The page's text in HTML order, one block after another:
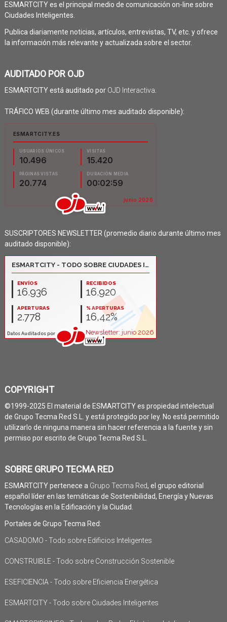
ESMARTCITY es el principal medio de comunicación on-line sobre
Ciudades Inteligentes.
Publica diariamente noticias, artículos, entrevistas, TV, etc. y ofrece
la información más relevante y actualizada sobre el sector.
AUDITADO POR OJD
ESMARTCITY está auditado por OJD Interactiva.
TRÁFICO WEB (durante último mes auditado disponible):
SUSCRIPTORES NEWSLETTER (promedio diario durante último mes
auditado disponible):
COPYRIGHT
©1999-2025 El material de ESMARTCITY es propiedad intelectual
de Grupo Tecma Red S.L. y está protegido por ley. No está permitido
utilizarlo de ninguna manera sin hacer referencia a la fuente y sin
permiso por escrito de Grupo Tecma Red S.L.
SOBRE GRUPO TECMA RED
ESMARTCITY pertenece a Grupo Tecma Red, el grupo editorial
español líder en las temáticas de Sostenibilidad, Energía y Nuevas
Tecnologías en la Edificación y la Ciudad.
Portales de Grupo Tecma Red:
CASADOMO - Todo sobre Edificios Inteligentes
CONSTRUIBLE - Todo sobre Construcción Sostenible
ESEFICIENCIA - Todo sobre Eficiencia Energética
ESMARTCITY - Todo sobre Ciudades Inteligentes